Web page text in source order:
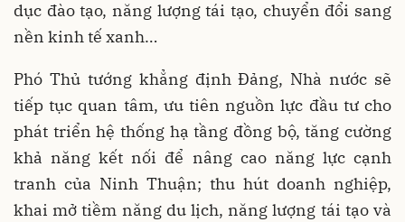
dục đào tạo, năng lượng tái tạo, chuyển đổi sang
nền kinh tế xanh…
Phó Thủ tướng khẳng định Đảng, Nhà nước sẽ
tiếp tục quan tâm, ưu tiên nguồn lực đầu tư cho
phát triển hệ thống hạ tầng đồng bộ, tăng cường
khả năng kết nối để nâng cao năng lực cạnh
tranh của Ninh Thuận; thu hút doanh nghiệp,
khai mở tiềm năng du lịch, năng lượng tái tạo và